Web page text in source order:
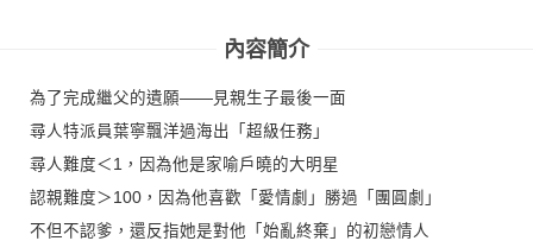
內容簡介
為了完成繼父的遺願――見親生子最後一面
尋人特派員葉寧飄洋過海出「超級任務」
尋人難度＜1，因為他是家喻戶曉的大明星
認親難度＞100，因為他喜歡「愛情劇」勝過「團圓劇」
不但不認爹，還反指她是對他「始亂終棄」的初戀情人